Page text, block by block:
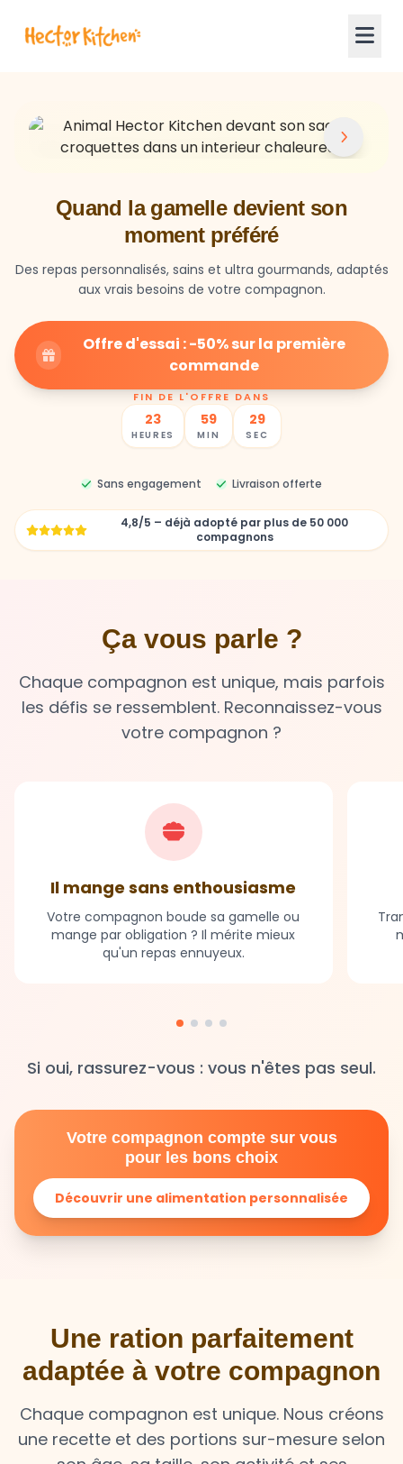
Quand la gamelle devient son
moment préféré
Des repas personnalisés, sains et ultra gourmands, adaptés
aux vrais besoins de votre compagnon.
Offre d'essai : -50% sur la première
commande
FIN DE L'OFFRE DANS
23
HEURES
59
MIN
27
SEC
Sans engagement Livraison offerte
4,8/5 – déjà adopté par plus de 50 000
compagnons
Ça vous parle ?
Chaque compagnon est unique, mais parfois
les défis se ressemblent. Reconnaissez-vous
votre compagnon ?
Il mange sans enthousiasme
Votre compagnon boude sa gamelle ou
mange par obligation ? Il mérite mieux
qu'un repas ennuyeux.
Si oui, rassurez-vous : vous n'êtes pas seul.
Votre compagnon compte sur vous
pour les bons choix
Découvrir une alimentation personnalisée
Une ration parfaitement
adaptée à votre compagnon
Chaque compagnon est unique. Nous créons
une recette et des portions sur-mesure selon